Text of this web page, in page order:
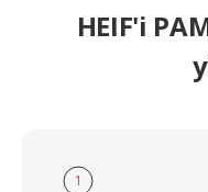
HEIF'i
1